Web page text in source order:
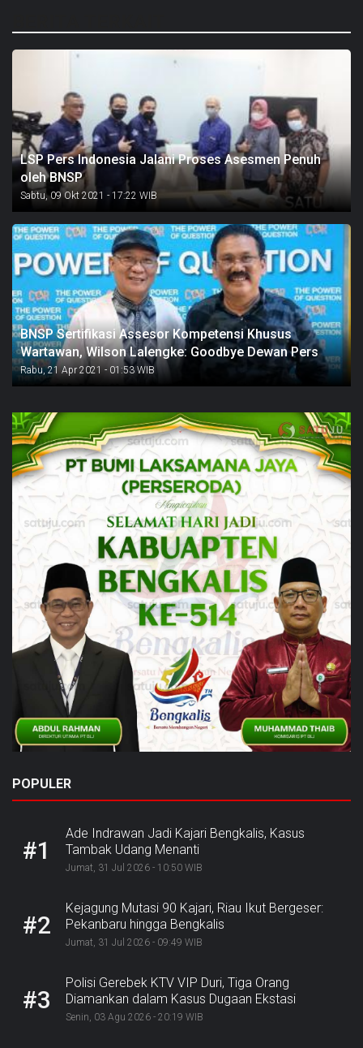
LSP Pers Indonesia Jalani Proses Asesmen Penuh
oleh BNSP
Sabtu, 09 Okt 2021 - 17:22 WIB
BNSP Sertifikasi Assesor Kompetensi Khusus
Wartawan, Wilson Lalengke: Goodbye Dewan Pers
Rabu, 21 Apr 2021 - 01:53 WIB
POPULER
#1
Ade Indrawan Jadi Kajari Bengkalis, Kasus
Tambak Udang Menanti
Jumat, 31 Jul 2026 - 10:50 WIB
#2
Kejagung Mutasi 90 Kajari, Riau Ikut Bergeser:
Pekanbaru hingga Bengkalis
Jumat, 31 Jul 2026 - 09:49 WIB
#3
Polisi Gerebek KTV VIP Duri, Tiga Orang
Diamankan dalam Kasus Dugaan Ekstasi
Senin, 03 Agu 2026 - 20:19 WIB